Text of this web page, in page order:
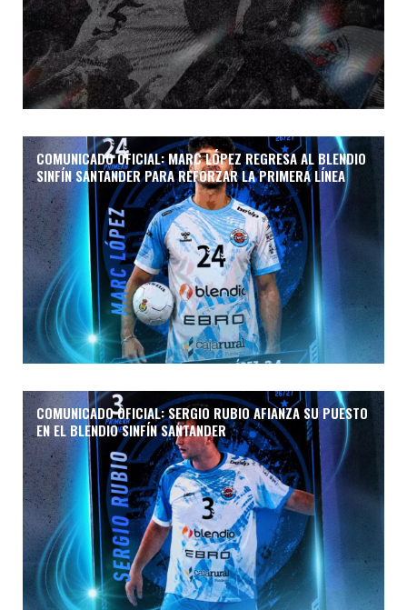
COMUNICADO OFICIAL: MARC LÓPEZ REGRESA AL BLENDIO
SINFÍN SANTANDER PARA REFORZAR LA PRIMERA LÍNEA
COMUNICADO OFICIAL: SERGIO RUBIO AFIANZA SU PUESTO
EN EL BLENDIO SINFÍN SANTANDER